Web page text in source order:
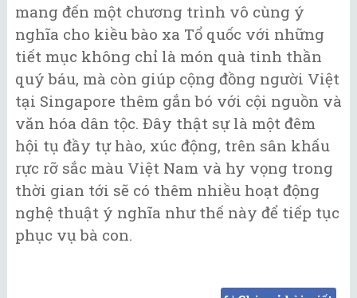
mang đến một chương trình vô cùng ý
nghĩa cho kiều bào xa Tổ quốc với những
tiết mục không chỉ là món quà tinh thần
quý báu, mà còn giúp cộng đồng người Việt
tại Singapore thêm gắn bó với cội nguồn và
văn hóa dân tộc. Đây thật sự là một đêm
hội tụ đầy tự hào, xúc động, trên sân khấu
rực rỡ sắc màu Việt Nam và hy vọng trong
thời gian tới sẽ có thêm nhiều hoạt động
nghệ thuật ý nghĩa như thế này để tiếp tục
phục vụ bà con.